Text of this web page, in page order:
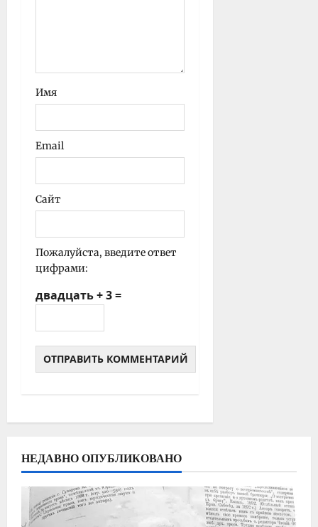
Имя
Email
Сайт
Пожалуйста, введите ответ
цифрами:
двадцать + 3 =
НЕДАВНО ОПУБЛИКОВАНО